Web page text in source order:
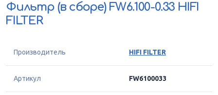
Фильтр (в сборе) FW6.100-0.33 HIFI
FILTER
Производитель HIFI FILTER
Артикул FW6100033